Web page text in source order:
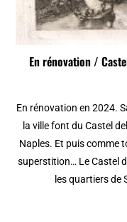
En rénovation /
En rénovation en 2024.
la ville font du Castel
Naples. Et puis comme
superstition… Le Castel
les quartiers de